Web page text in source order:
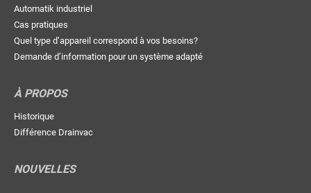
Automatik industriel
Cas pratiques
Quel type d’appareil correspond à vos besoins?
Demande d’information pour un système adapté
À PROPOS
Historique
Différence Drainvac
NOUVELLES